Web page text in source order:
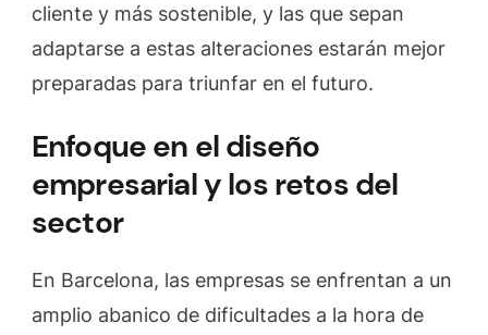
cliente y más sostenible, y las que sepan
adaptarse a estas alteraciones estarán mejor
preparadas para triunfar en el futuro.
Enfoque en el diseño
empresarial y los retos del
sector
En Barcelona, las empresas se enfrentan a un
amplio abanico de dificultades a la hora de